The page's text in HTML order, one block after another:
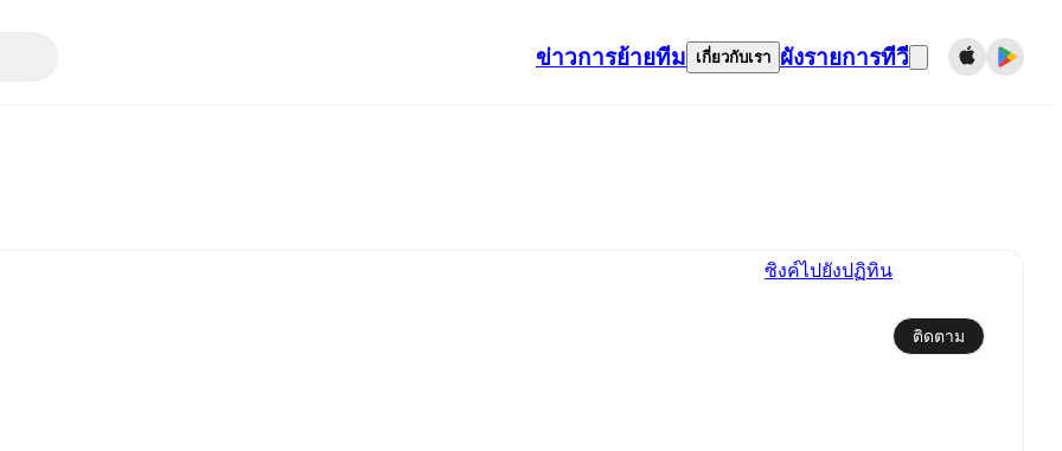
ข่าวการย้ายทีม เกี่ยวกับเรา ผังรายการทีวี
ซิงค์ไปยังปฏิทิน
ติดตาม